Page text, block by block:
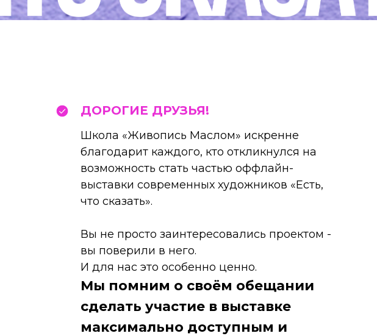
ДОРОГИЕ ДРУЗЬЯ!
Школа «Живопись Маслом» искренне
благодарит каждого, кто откликнулся на
возможность стать частью оффлайн-
выставки современных художников «Есть,
что сказать».
Вы не просто заинтересовались проектом -
вы поверили в него.
И для нас это особенно ценно.
Мы помним о своём обещании
сделать участие в выставке
максимально доступным и